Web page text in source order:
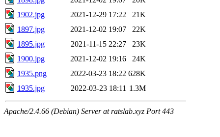
1902.jpg
2021-12-29 17:22
21K
1897.jpg
2021-12-02 19:07
22K
1895.jpg
2021-11-15 22:27
23K
1900.jpg
2021-12-02 19:16
24K
1935.png
2022-03-23 18:22 628K
1935.jpg
2022-03-23 18:11 1.3M
Apache/2.4.66 (Debian) Server at ratslab.xyz Port 443